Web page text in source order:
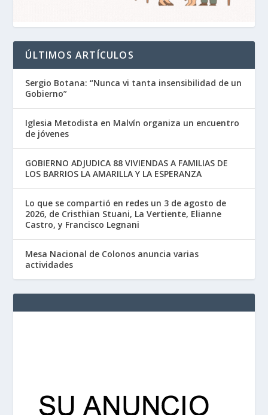
ÚLTIMOS ARTÍCULOS
Sergio Botana: “Nunca vi tanta insensibilidad de un
Gobierno”
Iglesia Metodista en Malvín organiza un encuentro
de jóvenes
GOBIERNO ADJUDICA 88 VIVIENDAS A FAMILIAS DE
LOS BARRIOS LA AMARILLA Y LA ESPERANZA
Lo que se compartió en redes un 3 de agosto de
2026, de Cristhian Stuani, La Vertiente, Elianne
Castro, y Francisco Legnani
Mesa Nacional de Colonos anuncia varias
actividades